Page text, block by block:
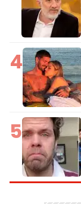
4
5